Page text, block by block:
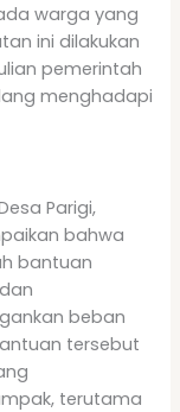
warga yang
ini dilakukan
pemerintah
menghadapi
Parigi,
bahwa
bantuan
beban
tersebut
terutama